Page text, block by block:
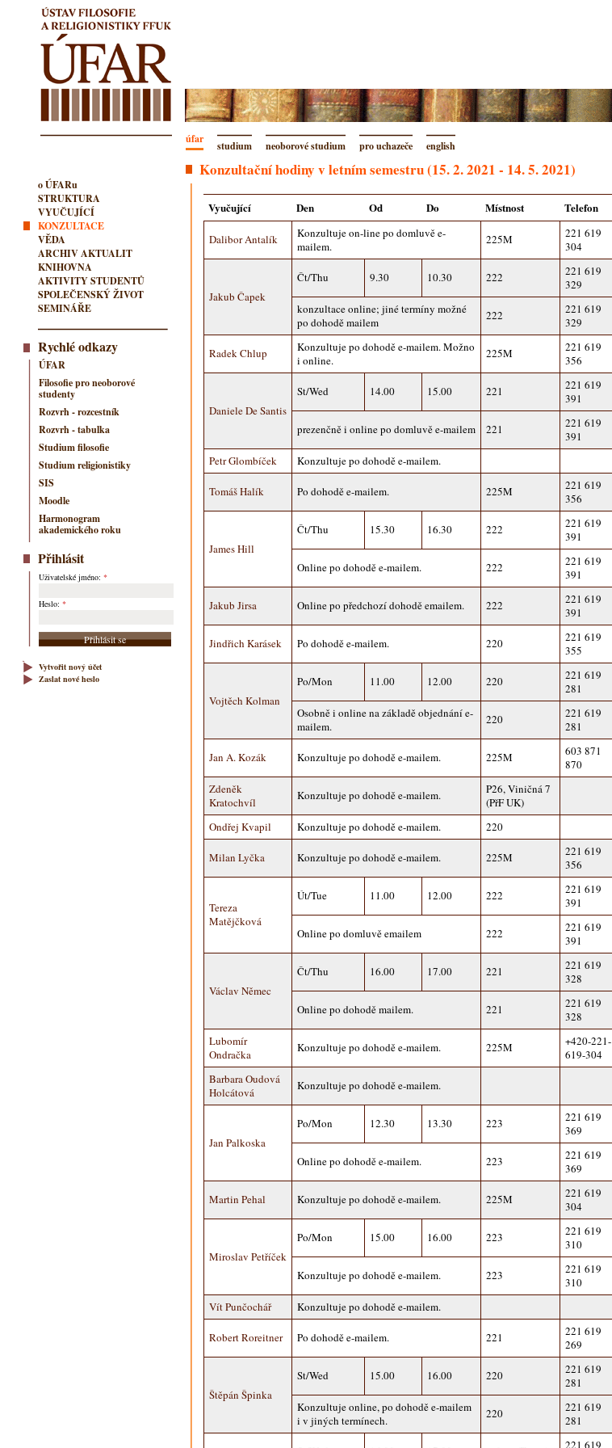
úfar
studium neoborové studium pro uchazeče english
Konzultační hodiny v letním semestru (15. 2. 2021 - 14. 5. 2021)
Vyučující Den Od Do Místnost Telefon
Dalibor Antalík
Konzultuje on-line po domluvě e-
mailem.
225M
221 619
304
Jakub Čapek
Čt/Thu 9.30 10.30 222
221 619
329
konzultace online; jiné termíny možné
po dohodě mailem
222
221 619
329
Radek Chlup
Konzultuje po dohodě e-mailem. Možno
i online.
225M
221 619
356
Daniele De Santis
St/Wed 14.00 15.00 221
221 619
391
prezenčně i online po domluvě e-mailem
221
221 619
391
Petr Glombíček
Konzultuje po dohodě e-mailem.
Tomáš Halík Po dohodě e-mailem. 225M
221 619
356
James Hill
Čt/Thu 15.30 16.30 222
221 619
391
Online po dohodě e-mailem.
222
221 619
391
Jakub Jirsa Online po předchozí dohodě emailem. 222
221 619
391
Jindřich Karásek Po dohodě e-mailem. 220
221 619
355
Vojtěch Kolman
Po/Mon 11.00 12.00 220
221 619
281
Osobně i online na základě objednání e-
mailem.
220
221 619
281
Jan A. Kozák Konzultuje po dohodě e-mailem. 225M
603 871
870
Zdeněk
Kratochvíl
Konzultuje po dohodě e-mailem.
P26, Viničná 7
(PřF UK)
Ondřej Kvapil Konzultuje po dohodě e-mailem. 220
Milan Lyčka Konzultuje po dohodě e-mailem. 225M
221 619
356
Tereza
Matějčková
Út/Tue 11.00 12.00 222
221 619
391
Online po domluvě emailem
222
221 619
391
Václav Němec
Čt/Thu 16.00 17.00 221
221 619
328
Online po dohodě mailem.
221
221 619
328
Lubomír
Ondračka
Konzultuje po dohodě e-mailem. 225M
+420-221-
619-304
Barbara Oudová
Holcátová
Konzultuje po dohodě e-mailem.
Jan Palkoska
Po/Mon 12.30 13.30 223
221 619
369
Online po dohodě e-mailem.
223
221 619
369
Martin Pehal Konzultuje po dohodě e-mailem. 225M
221 619
304
Miroslav Petříček
Po/Mon 15.00 16.00 223
221 619
310
Konzultuje po dohodě e-mailem.
223
221 619
310
Vít Punčochář
Konzultuje po dohodě e-mailem.
Robert Roreitner Po dohodě e-mailem. 221
221 619
269
Štěpán Špinka
St/Wed 15.00 16.00 220
221 619
281
Konzultuje online, po dohodě e-mailem
i v jiných termínech.
220
221 619
281
221 619
o ÚFARu
STRUKTURA
VYUČUJÍCÍ
KONZULTACE
VĚDA
ARCHIV AKTUALIT
KNIHOVNA
AKTIVITY STUDENTŮ
SPOLEČENSKÝ ŽIVOT
SEMINÁŘE
Rychlé odkazy
ÚFAR
Filosofie pro neoborové
studenty
Rozvrh - rozcestník
Rozvrh - tabulka
Studium filosofie
Studium religionistiky
SIS
Moodle
Harmonogram
akademického roku
Přihlásit
Uživatelské jméno: *
Heslo: *
Vytvořit nový účet
Zaslat nové heslo